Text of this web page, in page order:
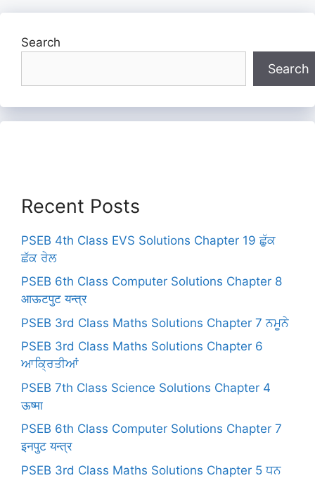
Search
Search
Recent Posts
PSEB 4th Class EVS Solutions Chapter 19 ਛੁੱਕ
ਛੱਕ ਰੇਲ
PSEB 6th Class Computer Solutions Chapter 8
आऊटपुट यन्त्र
PSEB 3rd Class Maths Solutions Chapter 7 ਨਮੂਨੇ
PSEB 3rd Class Maths Solutions Chapter 6
ਆਕ੍ਰਿਤੀਆਂ
PSEB 7th Class Science Solutions Chapter 4
ऊष्मा
PSEB 6th Class Computer Solutions Chapter 7
इनपुट यन्त्र
PSEB 3rd Class Maths Solutions Chapter 5 ਧਨ